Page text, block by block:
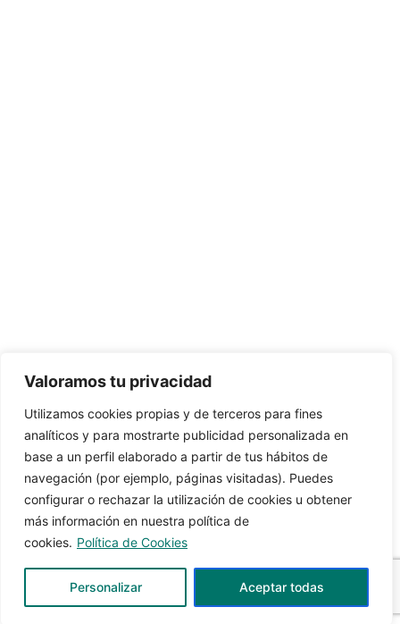
Valoramos tu privacidad
Utilizamos cookies propias y de terceros para fines
analíticos y para mostrarte publicidad personalizada en
base a un perfil elaborado a partir de tus hábitos de
navegación (por ejemplo, páginas visitadas). Puedes
configurar o rechazar la utilización de cookies u obtener
más información en nuestra política de
cookies. Política de Cookies
Personalizar Aceptar todas